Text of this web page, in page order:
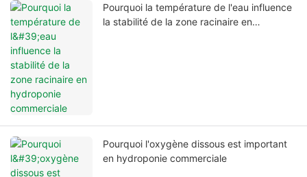
Pourquoi la température de l'eau influence
la stabilité de la zone racinaire en
Pourquoi l'oxygène dissous est important
en hydroponie commerciale